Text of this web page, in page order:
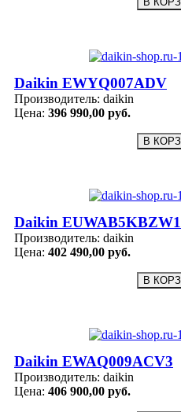
Daikin EWYQ007ADV
Производитель: daikin
Цена: 396 990,00 руб.
Daikin EUWAB5KBZW1
Производитель: daikin
Цена: 402 490,00 руб.
Daikin EWAQ009ACV3
Производитель: daikin
Цена: 406 900,00 руб.